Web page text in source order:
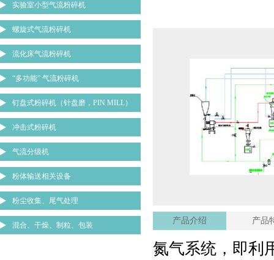
实验室小型气流粉碎机
螺旋式气流粉碎机
流化床气流粉碎机
“多功能” 气流粉碎机
钉盘式粉碎机（针盘磨，PIN MILL）
冲击式粉碎机
气流分级机
粉体输送相关设备
粉尘收集、尾气处理
混合、干燥、制粒、包装 产品介绍 产品
氮气系统，即利